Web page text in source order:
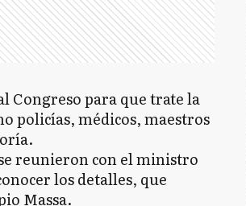
Congreso para que trate la
policías, médicos, maestros
reunieron con el ministro
los detalles, que
Massa.